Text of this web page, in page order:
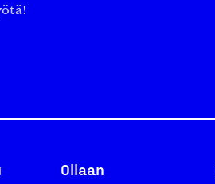
Ollaan